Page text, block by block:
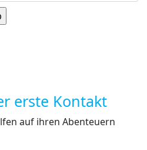
erste Kontakt
auf ihren Abenteuern